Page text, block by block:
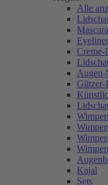
Alle
Mascara
Eyeliner
Creme-
Augen-
Glitzer-
Kajal
Sets